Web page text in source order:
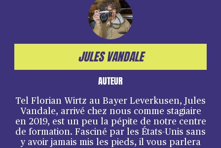
JULES VANDALE
AUTEUR
Tel Florian Wirtz au Bayer Leverkusen, Jules
Vandale, arrivé chez nous comme stagiaire
en 2019, est un peu la pépite de notre centre
de formation. Fasciné par les États-Unis sans
y avoir jamais mis les pieds, il vous parlera